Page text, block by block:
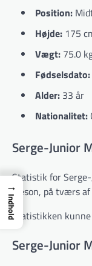
Position:
Højde: 175
Vægt: 75.0
Fødselsdato:
Alder: 33 år
Nationalitet:
Serge-Junior
Statistik for
sæson, på tværs
Statistikken
Serge-Junior
→
Indhold